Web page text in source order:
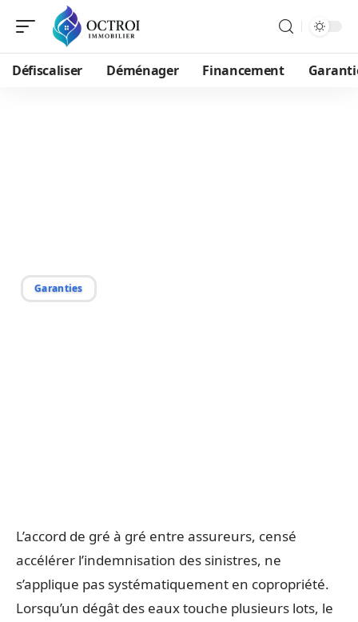
Défiscaliser Déménager Financement
Garanties
L’accord de gré à gré entre assureurs, censé
accélérer l’indemnisation des sinistres, ne
s’applique pas systématiquement en copropriété.
Lorsqu’un dégât des eaux touche plusieurs lots, le